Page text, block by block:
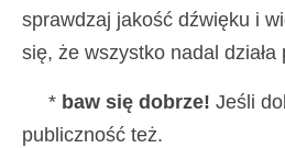
sprawdzaj jakość dźwięku i
się, że wszystko nadal działa
* baw się dobrze! Jeśli
publiczność też.